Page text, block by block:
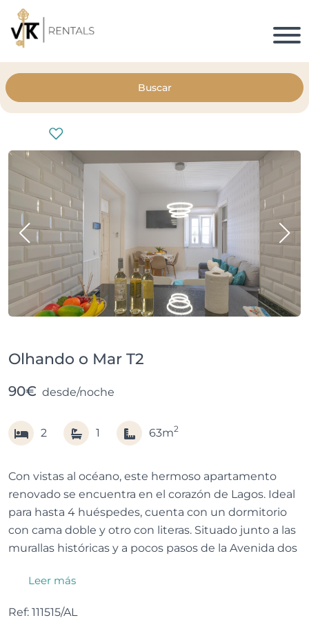
Buscar
Olhando o Mar T2
2 1 63m2
Con vistas al océano, este hermoso apartamento
renovado se encuentra en el corazón de Lagos. Ideal
para hasta 4 huéspedes, cuenta con un dormitorio
con cama doble y otro con literas. Situado junto a las
murallas históricas y a pocos pasos de la Avenida dos
impresionantes vistas al mar y fácil acceso a playas,
Leer más
Ref: 111515/AL
90€ desde/noche